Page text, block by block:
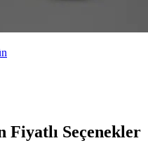
Fiyatlı Seçenekler